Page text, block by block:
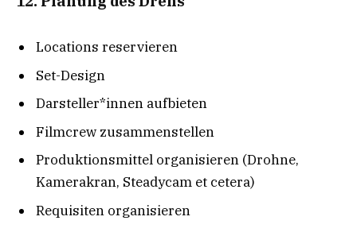
Locations reservieren
Set-Design
Darsteller*innen aufbieten
Filmcrew zusammenstellen
Produktionsmittel organisieren (Drohne,
Kamerakran, Steadycam et cetera)
Requisiten organisieren